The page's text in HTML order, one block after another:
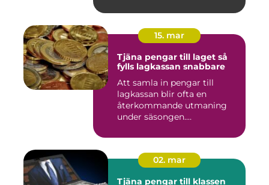
15. mar
Tjäna pengar till laget så
fylls lagkassan snabbare
Att samla in pengar till
lagkassan blir ofta en
återkommande utmaning
under säsongen.
02. mar
Tjäna pengar till klassen